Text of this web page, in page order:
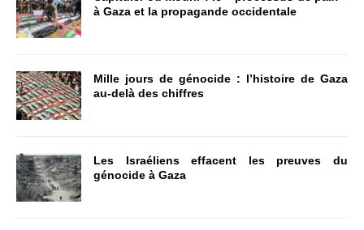
à Gaza et la propagande occidentale
Mille jours de génocide : l’histoire de Gaza
au-delà des chiffres
Les Israéliens effacent les preuves du
génocide à Gaza